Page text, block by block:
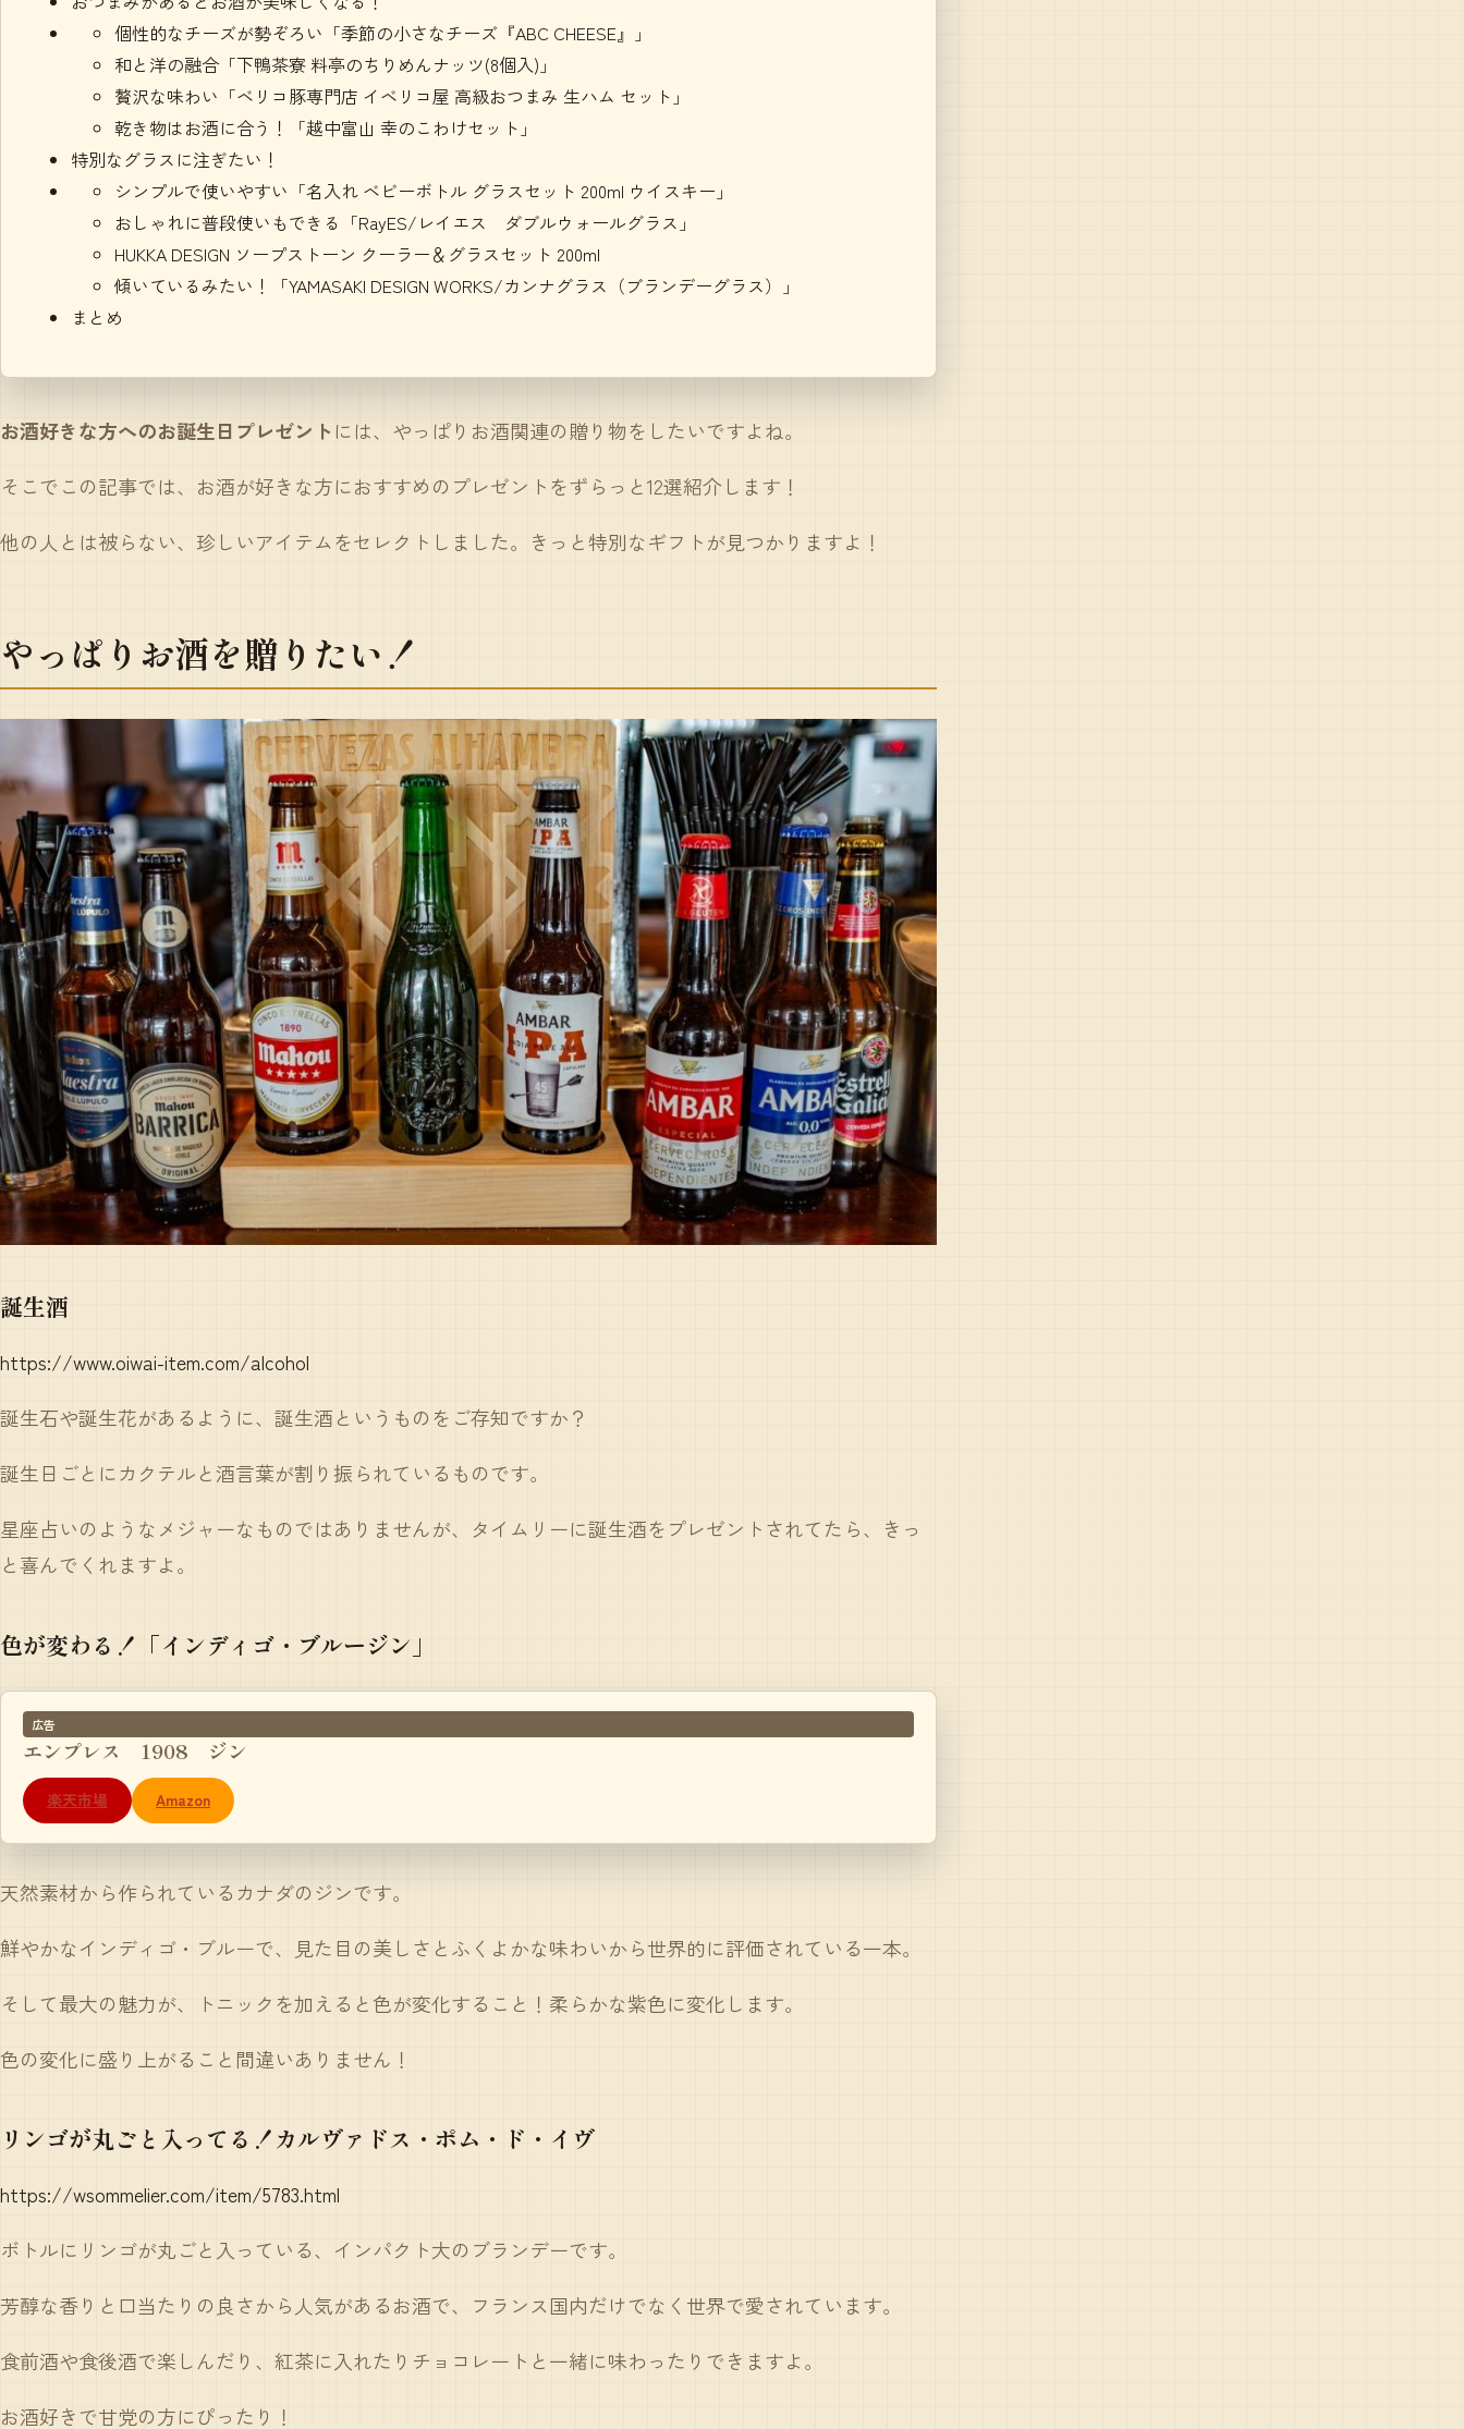
個性的なチーズが勢ぞろい「季節の小さなチーズ『ABC CHEESE』」
和と洋の融合「下鴨茶寮 料亭のちりめんナッツ(8個入)」
贅沢な味わい「ベリコ豚専門店 イベリコ屋 高級おつまみ 生ハム セット」
乾き物はお酒に合う！「越中富山 幸のこわけセット」
特別なグラスに注ぎたい！
シンプルで使いやすい「名入れ ベビーボトル グラスセット 200ml ウイスキー」
おしゃれに普段使いもできる「RayES/レイエス ダブルウォールグラス」
HUKKA DESIGN ソープストーン クーラー＆グラスセット 200ml
傾いているみたい！「YAMASAKI DESIGN WORKS/カンナグラス（ブランデーグラス）」
まとめ
お酒好きな方へのお誕生日プレゼントには、やっぱりお酒関連の贈り物をしたいですよね。
そこでこの記事では、お酒が好きな方におすすめのプレゼントをずらっと12選紹介します！
他の人とは被らない、珍しいアイテムをセレクトしました。きっと特別なギフトが見つかりますよ！
やっぱりお酒を贈りたい！
誕生酒
https://www.oiwai-item.com/alcohol
誕生石や誕生花があるように、誕生酒というものをご存知ですか？
誕生日ごとにカクテルと酒言葉が割り振られているものです。
星座占いのようなメジャーなものではありませんが、タイムリーに誕生酒をプレゼントされてたら、きっ
と喜んでくれますよ。
色が変わる！「インディゴ・ブルージン」
広告
エンプレス 1908 ジン
楽天市場 Amazon
天然素材から作られているカナダのジンです。
鮮やかなインディゴ・ブルーで、見た目の美しさとふくよかな味わいから世界的に評価されている一本。
そして最大の魅力が、トニックを加えると色が変化すること！柔らかな紫色に変化します。
色の変化に盛り上がること間違いありません！
リンゴが丸ごと入ってる！カルヴァドス・ポム・ド・イヴ
https://wsommelier.com/item/5783.html
ボトルにリンゴが丸ごと入っている、インパクト大のブランデーです。
芳醇な香りと口当たりの良さから人気があるお酒で、フランス国内だけでなく世界で愛されています。
食前酒や食後酒で楽しんだり、紅茶に入れたりチョコレートと一緒に味わったりできますよ。
お酒好きで甘党の方にぴったり！